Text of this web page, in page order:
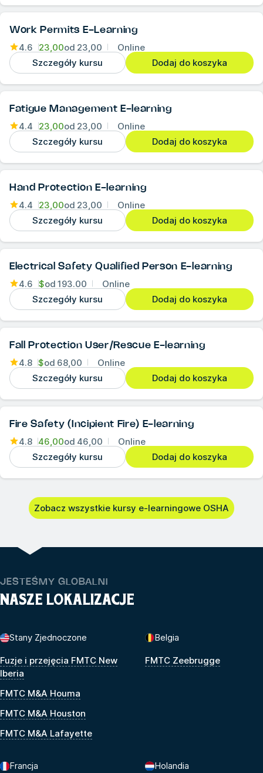
Work Permits E-Learning
4.6 23,00od 23,00
Online
Szczegóły kursu
Dodaj do koszyka
Fatigue Management E-learning
4.4 23,00od 23,00
Online
Szczegóły kursu
Dodaj do koszyka
Hand Protection E-learning
4.4 23,00od 23,00
Online
Szczegóły kursu
Dodaj do koszyka
Electrical Safety Qualified Person E-learning
4.6 $od 193.00
Online
Szczegóły kursu
Dodaj do koszyka
Fall Protection User/Rescue E-learning
4.8 $od 68,00
Online
Szczegóły kursu
Dodaj do koszyka
Fire Safety (Incipient Fire) E-learning
4.8 46,00od 46,00
Online
Szczegóły kursu
Dodaj do koszyka
Zobacz wszystkie kursy e-learningowe OSHA
JESTEŚMY GLOBALNI
NASZE LOKALIZACJE
Stany Zjednoczone
Fuzje i przejęcia FMTC New
Iberia
FMTC M&A Houma
FMTC M&A Houston
FMTC M&A Lafayette
Belgia
FMTC Zeebrugge
Francja Holandia